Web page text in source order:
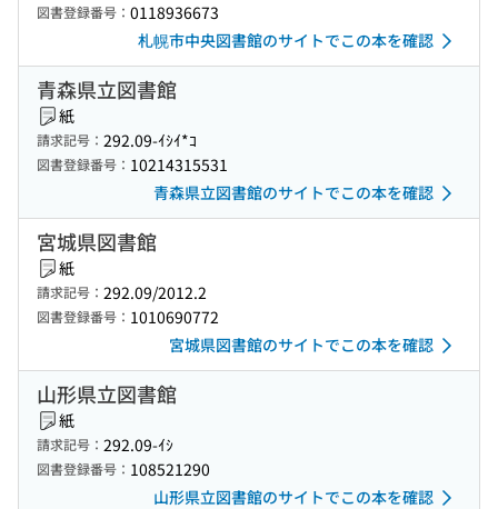
図書登録番号： 0118936673
札幌市中央図書館のサイトでこの本を確認
青森県立図書館
紙
請求記号： 292.09-ｲｼｲ*ｺ
図書登録番号： 10214315531
青森県立図書館のサイトでこの本を確認
宮城県図書館
紙
請求記号： 292.09/2012.2
図書登録番号： 1010690772
宮城県図書館のサイトでこの本を確認
山形県立図書館
紙
請求記号： 292.09-ｲｼ
図書登録番号： 108521290
山形県立図書館のサイトでこの本を確認